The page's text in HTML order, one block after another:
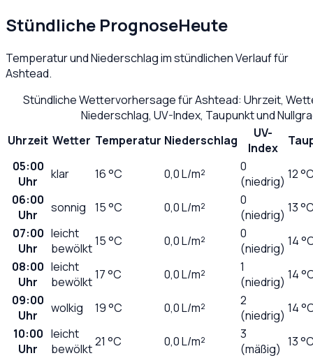
Stündliche PrognoseHeute
Temperatur und Niederschlag im stündlichen Verlauf für
Ashtead.
Stündliche Wettervorhersage fürAshtead: Uhrzeit,
Niederschlag, UV-Index, Taupunkt und
Uhrzeit Wetter Temperatur Niederschlag
UV-
Index
05:00
Uhr
klar 16°C 0,0L/m²
0
(niedrig) 12
06:00
Uhr
sonnig 15°C 0,0L/m²
0
(niedrig) 13
07:00
Uhr
leicht
bewölkt15°C 0,0L/m²
0
(niedrig) 14
08:00
Uhr
leicht
bewölkt17°C 0,0L/m²
1
(niedrig) 14
09:00
Uhr
wolkig 19°C 0,0L/m²
2
(niedrig) 14
10:00
Uhr
leicht
bewölkt21 °C 0,0L/m²
3
(mäßig) 13